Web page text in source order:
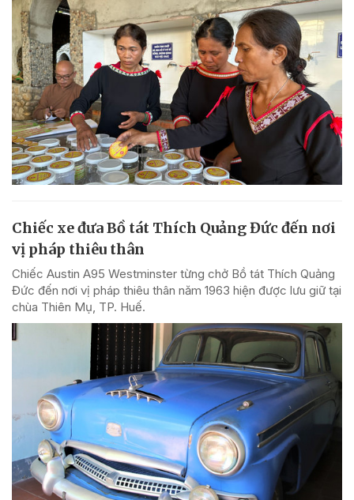
Chiếc xe đưa Bồ tát Thích Quảng Đức đến nơi
vị pháp thiêu thân
Chiếc Austin A95 Westminster từng chở Bồ tát Thích Quảng
Đức đến nơi vị pháp thiêu thân năm 1963 hiện được lưu giữ tại
chùa Thiên Mụ, TP. Huế.